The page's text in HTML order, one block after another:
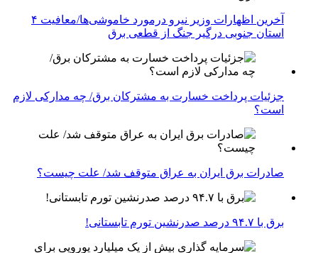
آخرین اظهارات وزیر نیرو درمورد خاموشی‌ها/معافیت ۴
استان جنوبی درگیر جنگ از قطعی برق
جزئیات پرداخت خسارت به مشترکان برق/ چه مدارکی لازم
است؟
صادرات برق ایران به عراق متوقف شد/ علت چیست؟
برق با ۹۴.۷ درصد صدرنشین تورم تابستانی!